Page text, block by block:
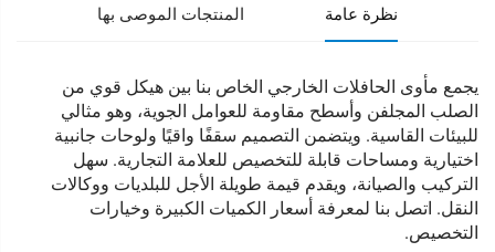
نظرة عامة المنتجات الموصى بها
يجمع مأوى الحافلات الخارجي الخاص بنا بين هيكل قوي من
الصلب المجلفن وأسطح مقاومة للعوامل الجوية، وهو مثالي
للبيئات القاسية. ويتضمن التصميم سقفًا واقيًا ولوحات جانبية
اختيارية ومساحات قابلة للتخصيص للعلامة التجارية. سهل
التركيب والصيانة، ويقدم قيمة طويلة الأجل للبلديات ووكالات
النقل. اتصل بنا لمعرفة أسعار الكميات الكبيرة وخيارات
التخصيص.